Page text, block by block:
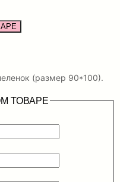
(размер 90*100).
ТОВАРЕ